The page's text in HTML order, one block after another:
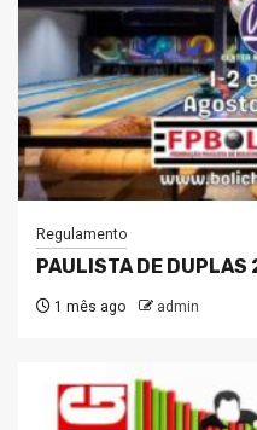
Regulamento
PAULISTA DE
1 mês ago admin